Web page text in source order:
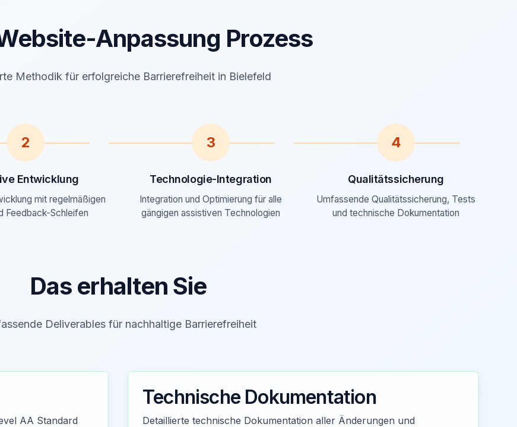
Anpassung Prozess
Methodik für erfolgreiche Barrierefreiheit in Bielefeld
2
Entwicklung
mit regelmäßigen
Feedback-Schleifen
3
Technologie-Integration
Integration und Optimierung für alle
gängigen assistiven Technologien
4
Qualitätssicherung
Umfassende Qualitätssicherung, Tests
und technische Dokumentation
Das erhalten Sie
Deliverables für nachhaltige Barrierefreiheit
AA Standard
Technische Dokumentation
Detaillierte technische Dokumentation aller Änderungen und